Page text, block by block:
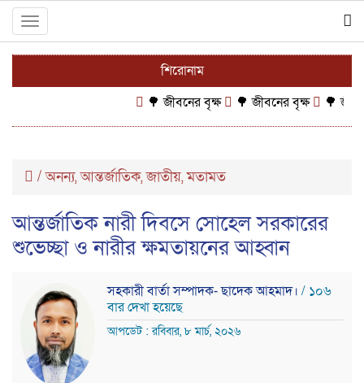
Toggle
navigation
শিরোনাম
🌳 জীবনের বৃক্ষ
🌳 জীবনের বৃক্ষ 🌳 জীবনের
/অনন্য,আন্তর্জাতিক,জাতীয়,মতামত
আন্তর্জাতিক নারী দিবসে সোহেল সরকারের
শুভেচ্ছা ও নারীর ক্ষমতায়নের আহ্বান
সহকারী বার্তা সম্পাদক- ছাদেক আহমাদ। / ১০৬
বার দেখা হয়েছে
আপডেট : রবিবার, ৮ মার্চ, ২০২৬